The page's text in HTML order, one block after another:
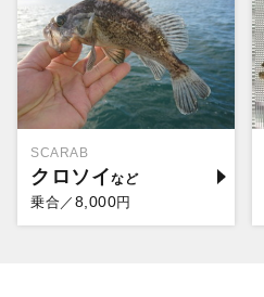
SCARAB
クロソイ
乗合／ 8,000円